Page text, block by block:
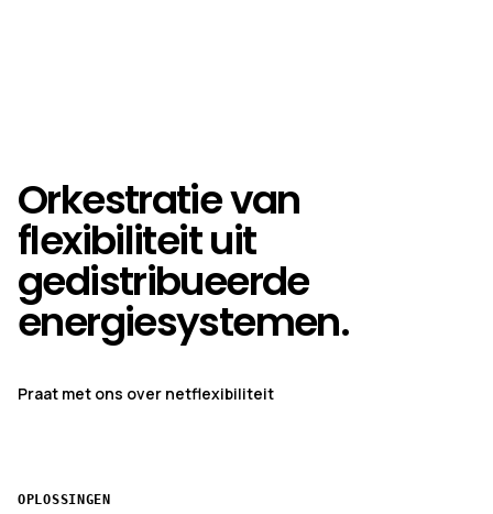
Orkestratie van
flexibiliteit uit
gedistribueerde
energiesystemen.
Praat met ons over netflexibiliteit
OPLOSSINGEN